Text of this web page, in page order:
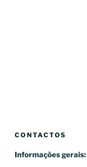
CONTACTOS
Informações gerais: